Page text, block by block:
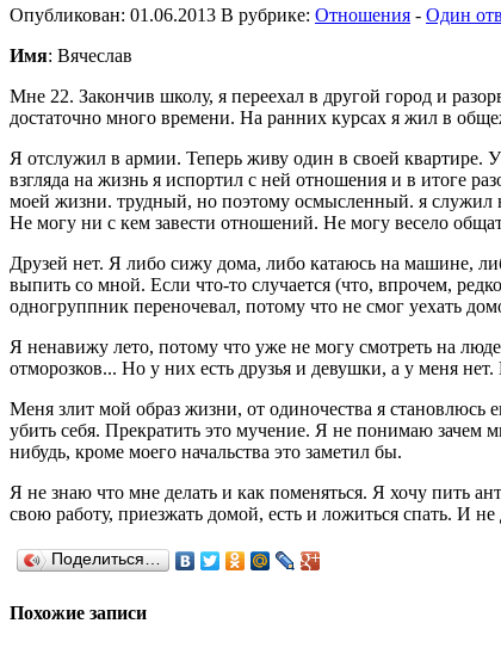
Опубликован: 01.06.2013 В рубрике: Отношения - Один
Имя: Вячеслав
Мне 22. Закончив школу, я переехал в другой город и
достаточно много времени. На ранних курсах я жил в
Я отслужил в армии. Теперь живу один в своей квартире.
взгляда на жизнь я испортил с ней отношения и в итоге
моей жизни. трудный, но поэтому осмысленный. я служил
Не могу ни с кем завести отношений. Не могу весело
Друзей нет. Я либо сижу дома, либо катаюсь на машине,
выпить со мной. Если что-то случается (что, впрочем,
одногруппник переночевал, потому что не смог уехать
Я ненавижу лето, потому что уже не могу смотреть на
отморозков... Но у них есть друзья и девушки, а у меня
Меня злит мой образ жизни, от одиночества я становлюсь
убить себя. Прекратить это мучение. Я не понимаю зачем
нибудь, кроме моего начальства это заметил бы.
Я не знаю что мне делать и как поменяться. Я хочу пить
свою работу, приезжать домой, есть и ложиться спать. И
Поделиться…
Похожие записи